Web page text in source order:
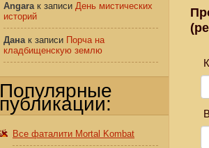
Angaraк записи День мистических
историй
Данак записи Порча на
кладбищенскую землю
Популярные
публикации:
Все фаталити Mortal Kombat